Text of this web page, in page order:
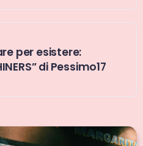
per esistere:
di Pessimo17